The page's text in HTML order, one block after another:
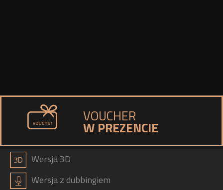
VOUCHER
W PREZENCIE
a Wersja 3D
h Wersja z dubbingiem